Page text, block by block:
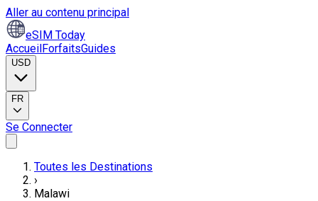
Aller au contenu principal
eSIM Today
AccueilForfaitsGuides
USD
FR
Se Connecter
Toutes les Destinations
›
Malawi